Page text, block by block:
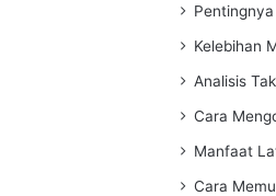
Kelebihan
Analisis
Cara
Manfaat
Cara